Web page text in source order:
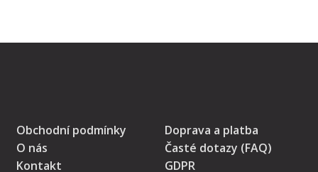
Obchodní podmínky
O nás
Kontakt
Doprava a platba
Časté dotazy (FAQ)
GDPR